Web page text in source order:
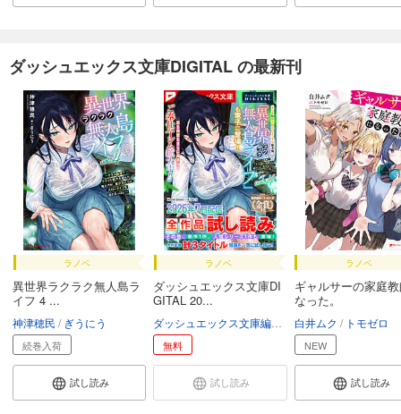
ダッシュエックス文庫DIGITAL の最新刊
ラノベ
異世界ラクラク無人島ラ
イフ 4 ...
神津穂民 ぎうにう
続巻入荷
試し読み
ラノベ
ダッシュエックス文庫DI
GITAL 20...
無料
試し読み
ラノベ
ギャルサーの家庭
なった。
白井ムク トモゼロ
NEW
試し読み